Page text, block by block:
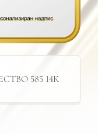
585 14К